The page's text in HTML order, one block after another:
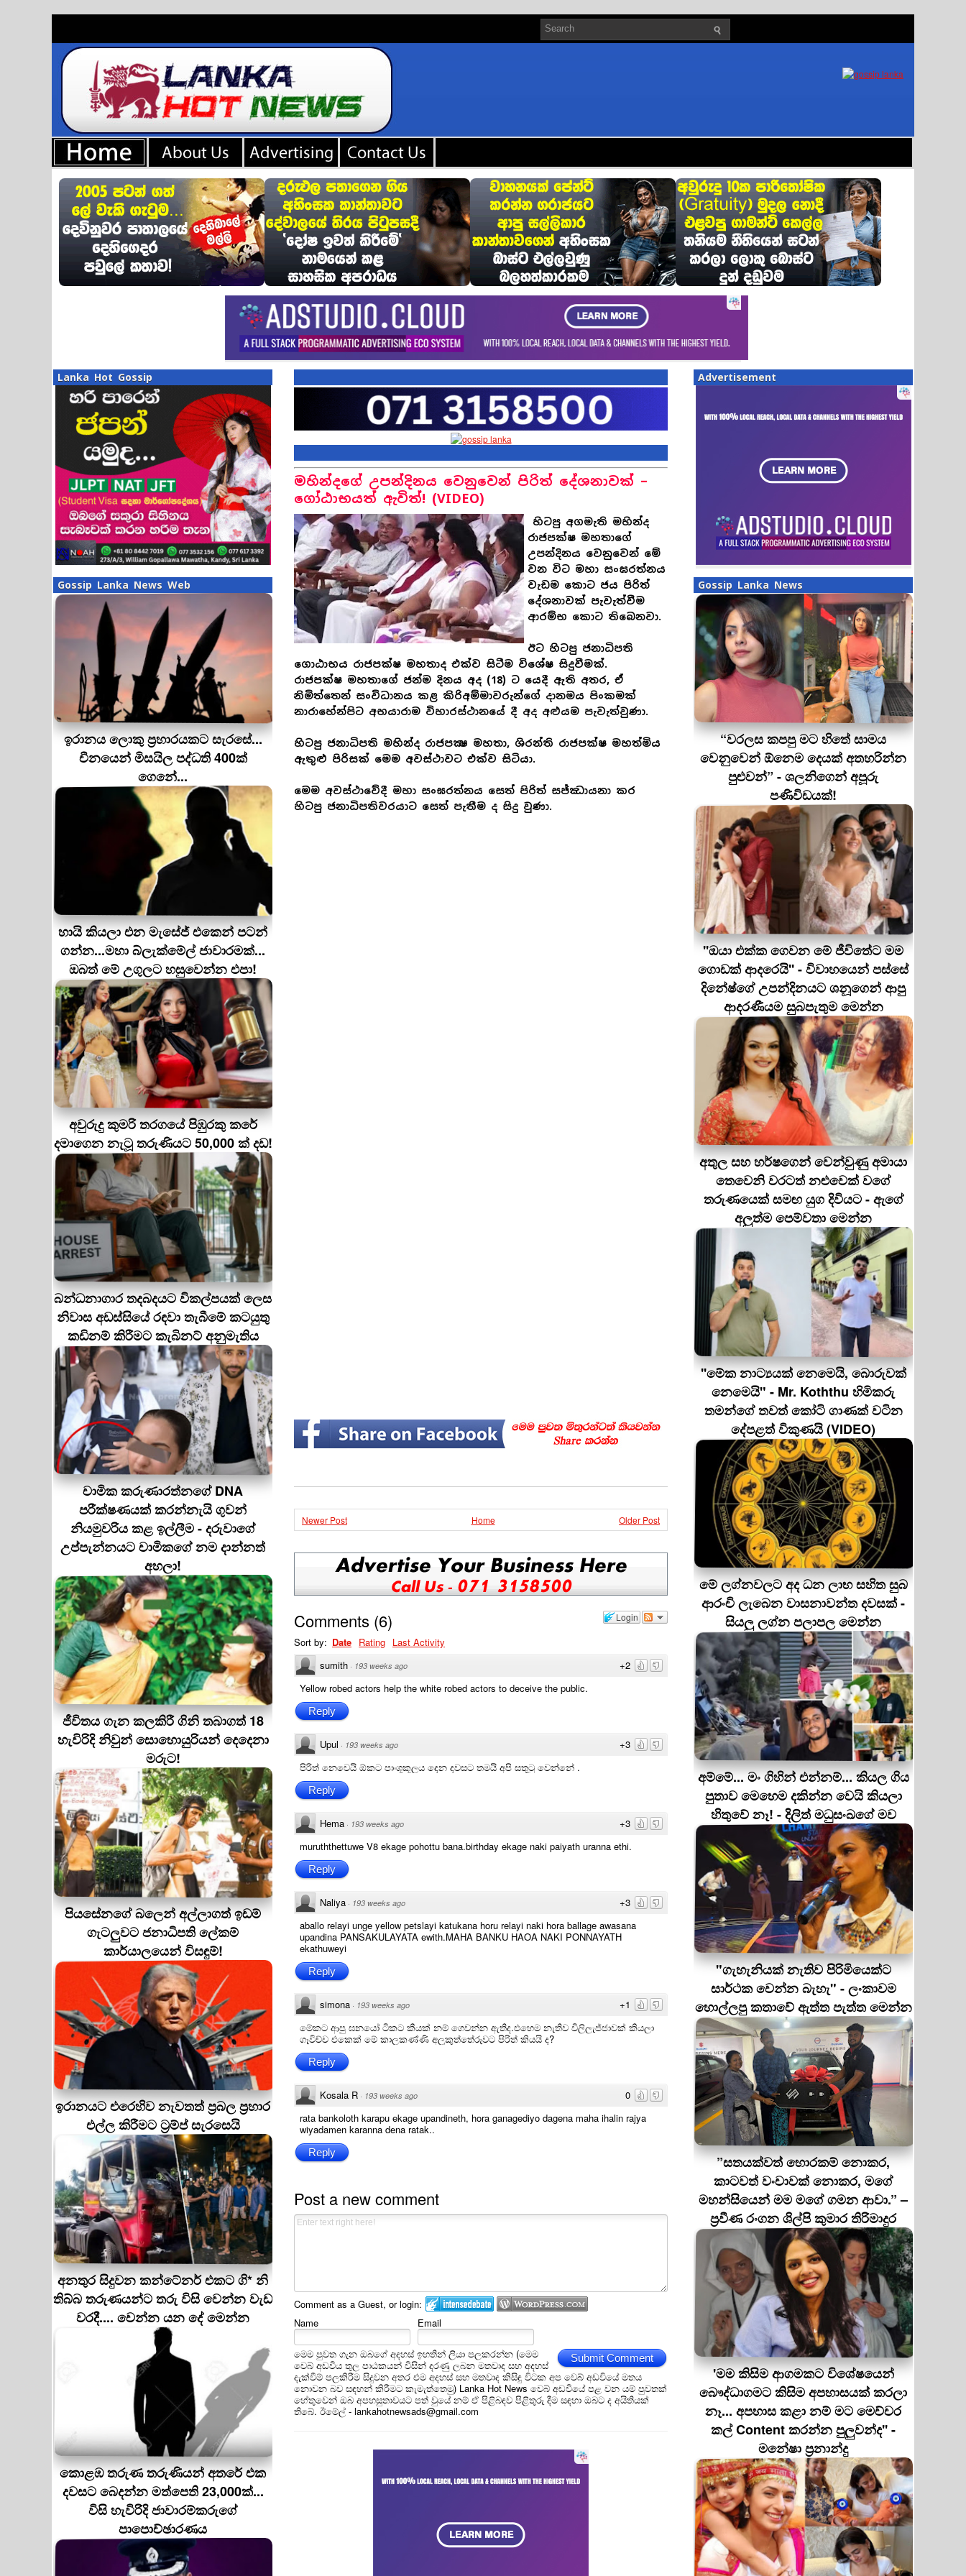
Lanka Hot Gossip
Gossip Lanka News Web
ඉරානය ලොකු ප‍්‍රහාරයකට සැරසේ...
චීනයෙන් මිසයිල පද්ධති 400ක්
ගෙනේ...
හායි කියලා එන මැසේජ් එකෙන් පටන්
ගන්න...මහා බ්ලැක්මේල් ජාවාරමක්...
ඔබත් මේ උගුලට හසුවෙන්න එපා!
අවුරුදු කුමරි තරගයේ පිඹුරකු කරේ
දමාගෙන නැටූ තරුණියට 50,000 ක් දඩ!
බන්ධනාගාර තදබදයට විකල්පයක් ලෙස
නිවාස අඩස්සියේ රඳවා තැබීමේ කටයුතු
කඩිනම් කිරීමට කැබිනට් අනුමැතිය
චාමික කරුණාරත්නගේ DNA
පරීක්ෂණයක් කරන්නැයි ගුවන්
නියමුවරිය කළ ඉල්ලීම - දරුවාගේ
උප්පැන්නයට චාමිකගේ නම දාන්නත්
අහලා!
ජීවිතය ගැන කලකිරී ගිනි තබාගත් 18
හැවිරිදි නිවුන් සොහොයුරියන් දෙදෙනා
මරුට!
පියසේනගේ බලෙන් අල්ලාගත් ඉඩම්
ගැටලුවට ජනාධිපති ලේකම්
කාර්යාලයෙන් විසඳුම්!
ඉරානයට එරෙහිව නැවතත් ප්‍රබල ප්‍රහාර
එල්ල කිරීමට ට්‍රම්ප් සැරසෙයි
අනතුර සිදුවන කන්ටේනර් එකට ගි* නි
තිබ්බ තරුණයන්ට තරු විසි වෙන්න වැඩ
වරදී.... වෙන්න යන දේ මෙන්න
කොළඹ තරුණ තරුණියන් අතරේ එක
දවසට බෙදන්න මත්පෙති 23,000ක්...
විසි හැවිරිදි ජාවාරම්කරුගේ
පාපොච්ඡාරණය
මහින්දගේ උපන්දිනය වෙනුවෙන් පිරිත් දේශනාවක් –
ගෝඨාභයත් ඇවිත්! (VIDEO)
හිටපු අගමැති මහින්ද
රාජපක්ෂ මහතාගේ
උපන්දිනය වෙනුවෙන් මේ
වන විට මහා සංඝරත්නය
වැඩම කොට ජය ‌පිරිත්
දේශනාවක් පැවැත්වීම
ආරම්භ කොට තිබෙනවා.
ඊට හිටපු ජනාධිපති
ගොඨාභය රාජපක්ෂ මහතාද එක්ව සිටීම විශේෂ සිදුවීමක්.
රාජපක්ෂ මහතාගේ ජන්ම දිනය අද (18) ට යෙදී ඇති අතර, ඒ
නිමිත්තෙන් සංවිධානය කළ කිරිඅම්මාවරුන්ගේ දානමය පිංකමක්
නාරාහේන්පිට අභයාරාම විහාරස්ථානයේ දී අද අළුයම පැවැත්වුණා.
හිටපු ජනාධිපති මහින්ද රාජපක්‍ෂ මහතා, ශිරන්ති රාජපක්ෂ මහත්මිය
ඇතුළු පිරිසක් මෙම අවස්ථාවට එක්ව සිටියා.
මෙම අවස්ථාවේදී මහා සංඝරත්නය සෙත් පිරිත් සජ්ඣායනා කර
හිටපු ජනාධිපතිවරයාට සෙත් පැතීම ද සිදු වුණා.
Newer Post Older Post
Home
Login
Comments (6)
Sort by: Date Rating Last Activity
+2
sumith · 193 weeks ago
Yellow robed actors help the white robed actors to deceive the public.
Reply
+3
Upul · 193 weeks ago
පිරිත් නෙවෙයි ඕකට පාංශූකූලය දෙන දවසට තමයි අපි සතුටු වෙන්නේ .
Reply
+3
Hema · 193 weeks ago
muruththettuwe V8 ekage pohottu bana.birthday ekage naki paiyath uranna ethi.
Reply
+3
Naliya · 193 weeks ago
aballo relayi unge yellow petslayi katukana horu relayi naki hora ballage awasana
upandina PANSAKULAYATA ewith.MAHA BANKU HAOA NAKI PONNAYATH
ekathuweyi
Reply
+1
simona · 193 weeks ago
මේකට ආපු ඝනයෝ ටිකට කීයක් නම් ගෙවන්න ඇතිද.එහෙම නැතිව විලිලැජ්ජාවක් කියලා
ගෑවිච්ච එකෙක් මේ කාලකණ්ණි අලුකුත්තේරුවට පිරිත් කියයි ද?
Reply
0
Kosala R · 193 weeks ago
rata bankoloth karapu ekage upandineth, hora ganagediyo dagena maha ihalin rajya
wiyadamen karanna dena ratak..
Reply
Post a new comment
Comment as a Guest, or login:
Name
Email
Submit Comment
මෙම පුවත ගැන ඔබගේ අදහස් ඉහතින් ලියා පලකරන්න (මෙම
වෙබ් අඩවිය තුල පාඨකයන් විසින් දරණු ලබන මතවාද සහ අදහස්
දැක්වීම් පලකිරීම සිදුවන අතර එම අදහස් සහ මතවාද කිසිඳු විටක අප වෙබ් අඩවියේ මතය
නොවන බව සඳහන් කිරීමට කැමැත්තෙමු) Lanka Hot News වෙබ් අඩවියේ පළ වන යම් පුවතක්
හේතුවෙන් ඔබ අපහසුතාවයට පත් වුයේ නම් ඒ පිළිබඳව පිළිතුරු දීම සඳහා ඔබට ද අයිතියක්
තිබේ. ඊමේල් - lankahotnewsads@gmail.com
Advertisement
Gossip Lanka News
“වරලස කපපු මට හිතේ සාමය
වෙනුවෙන් ඕනෙම දෙයක් අතහරින්න
පුළුවන්” - ශලනිගෙන් අපූරු
පණිවිඩයක්!
''ඔයා එක්ක ගෙවන මේ ජීවිතේට මම
ගොඩක් ආදරෙයි'' - විවාහයෙන් පස්සේ
දිනේෂ්ගේ උපන්දිනයට ශනූගෙන් ආපු
ආදරණීයම සුබපැතුම මෙන්න
අතුල සහ හර්ෂගෙන් වෙන්වුණු අමායා
තෙවෙනි වරටත් නළුවෙක් වගේ
තරුණයෙක් සමඟ යුග දිවියට - ඇගේ
අලුත්ම පෙම්වතා මෙන්න
''මේක නාට්‍යයක් නෙමෙයි, බොරුවක්
නෙමෙයි" - Mr. Koththu හිමිකරු
තමන්ගේ තවත් කෝටි ගාණක් වටින
දේපළත් විකුණයි (VIDEO)
මේ ලග්නවලට අද ධන ලාභ සහිත සුබ
ආරංචි ලැබෙන වාසනාවන්ත දවසක් -
සියලු ලග්න පලාපල මෙන්න
අම්මේ... මං ගිහින් එන්නම්... කියල ගිය
පුතාව මෙහෙම දකින්න වෙයි කියලා
හිතුවේ නෑ! - දිලිත් මධුසංඛගේ මව
"ගැහැනියක් නැතිව පිරිමියෙක්ට
සාර්ථක වෙන්න බැහැ" - ලංකාවම
හොල්ලපු කතාවේ ඇත්ත පැත්ත මෙන්න
”සතයක්වත් හොරකම් නොකර,
කාටවත් වංචාවක් නොකර, මගේ
මහන්සියෙන් මම මගේ ගමන ආවා.” –
ප්‍රවීණ රංගන ශිල්පි කුමාර තිරිමාදුර
'මම කිසිම ආගමකට විශේෂයෙන්
බෞද්ධාගමට කිසිම අපහාසයක් කරලා
නෑ... අපහාස කළා නම් මට මෙච්චර
කල් Content කරන්න පුලුවන්ද'' -
මනේෂා ප්‍රනාන්දු